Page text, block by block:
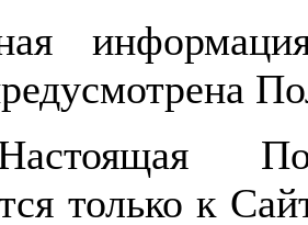
только к